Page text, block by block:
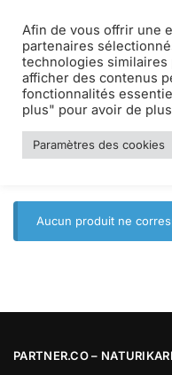
MENU
réparateur
Accueil Produits identifiés
Aucun produit ne
PARTNER.CO –
Afin de vous offrir une
partenaires
technologies
afficher des contenus
fonctionnalités
plus" pour avoir de
Paramètres des cookies